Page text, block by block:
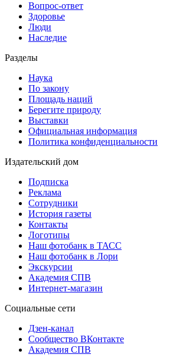
Вопрос-ответ
Здоровье
Люди
Наследие
Разделы
Наука
По закону
Площадь наций
Берегите природу
Выставки
Официальная информация
Политика конфиденциальности
Издательский дом
Подписка
Реклама
Сотрудники
История газеты
Контакты
Логотипы
Наш фотобанк в ТАСС
Наш фотобанк в Лори
Экскурсии
Академия СПВ
Интернет-магазин
Социальные сети
Дзен-канал
Сообщество ВКонтакте
Академия СПВ